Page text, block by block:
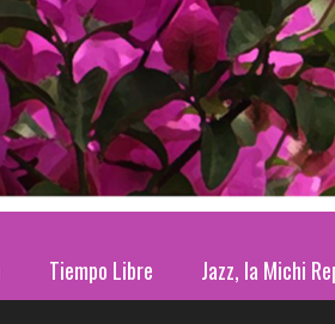
Tiempo Libre Jazz, la Michi